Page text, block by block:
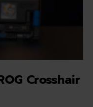
Crosshair